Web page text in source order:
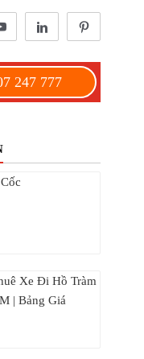
247 777
Xe Đi Hồ Tràm
| Bảng Giá